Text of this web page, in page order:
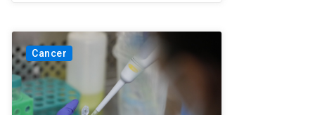
Cancer